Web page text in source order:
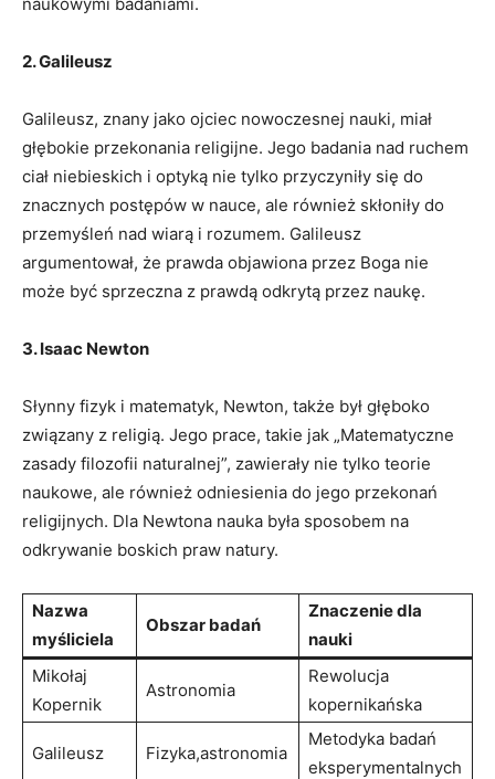
2. Galileusz
Galileusz, znany jako ojciec nowoczesnej nauki, miał
głębokie przekonania religijne. Jego badania nad ruchem
ciał niebieskich i optyką nie tylko przyczyniły się do
znacznych postępów w nauce, ale również skłoniły do
przemyśleń nad wiarą i rozumem. Galileusz
argumentował, że prawda objawiona przez Boga nie
może być sprzeczna z prawdą odkrytą przez naukę.
3. Isaac Newton
Słynny fizyk i matematyk, Newton, także był głęboko
związany z religią. Jego prace, takie jak „Matematyczne
zasady filozofii naturalnej”, zawierały nie tylko teorie
naukowe, ale również odniesienia do jego przekonań
religijnych. Dla Newtona nauka była sposobem na
odkrywanie boskich praw natury.
Nazwa
myśliciela
Obszar badań
Znaczenie dla
nauki
Mikołaj
Kopernik
Astronomia
Rewolucja
kopernikańska
Galileusz Fizyka,astronomia
Metodyka badań
eksperymentalnych